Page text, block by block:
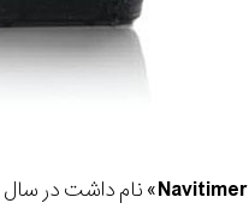
Navitimer» نام داشت در سال